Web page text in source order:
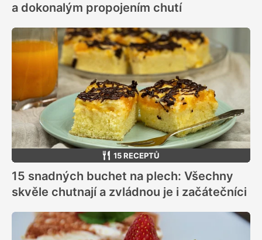
a dokonalým propojením chutí
15 RECEPTŮ
15 snadných buchet na plech: Všechny
skvěle chutnají a zvládnou je i začátečníci